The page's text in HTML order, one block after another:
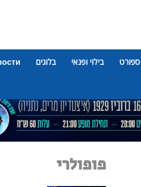
ספורט בילוי ופנאי בלוגים
פופולרי